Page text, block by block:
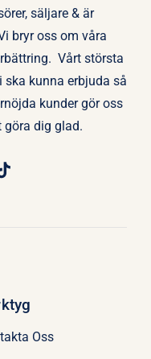
säljare & är
bryr oss om våra
Vårt största
kunna erbjuda så
kunder gör oss
göra dig glad.
Oss